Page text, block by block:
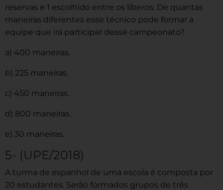
reservas e 1 escolhido entre os líberos. De quantas
maneiras diferentes esse técnico pode formar a
equipe que irá participar desse campeonato?
a) 400 maneiras.
b) 225 maneiras.
c) 450 maneiras.
d) 800 maneiras.
e) 30 maneiras.
5- (UPE/2018)
A turma de espanhol de uma escola é composta por
20 estudantes. Serão formados grupos de três